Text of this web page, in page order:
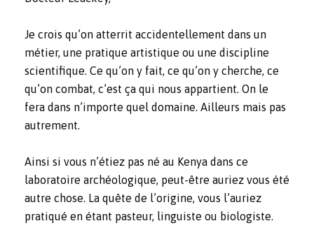
Je crois qu’on atterrit accidentellement dans un
métier, une pratique artistique ou une discipline
scientifique. Ce qu’on y fait, ce qu’on y cherche, ce
qu’on combat, c’est ça qui nous appartient. On le
fera dans n’importe quel domaine. Ailleurs mais pas
autrement.
Ainsi si vous n’étiez pas né au Kenya dans ce
laboratoire archéologique, peut-être auriez vous été
autre chose. La quête de l’origine, vous l’auriez
pratiqué en étant pasteur, linguiste ou biologiste.